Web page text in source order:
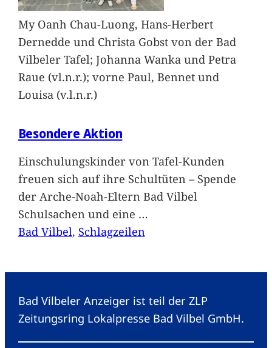
My Oanh Chau-Luong, Hans-Herbert
Dernedde und Christa Gobst von der Bad
Vilbeler Tafel; Johanna Wanka und Petra
Raue (vl.n.r.); vorne Paul, Bennet und
Louisa (v.l.n.r.)
Besondere Aktion
Einschulungskinder von Tafel-Kunden
freuen sich auf ihre Schultüten – Spende
der Arche-Noah-Eltern Bad Vilbel
Schulsachen und eine …
Bad Vilbel, Schlagzeilen
Bad Vilbeler Anzeiger ist teil der ZLP
Zeitungsring Lokalpresse Bad Vilbel GmbH.